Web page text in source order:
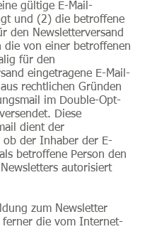
gültige E-Mail-
und (2) die betroffene
den Newsletterversand
die von einer betroffenen
für den
eingetragene E-Mail-
rechtlichen Gründen
im Double-Opt-
Diese
dient der
der Inhaber der E-
betroffene Person den
autorisiert
zum Newsletter
ferner die vom Internet-